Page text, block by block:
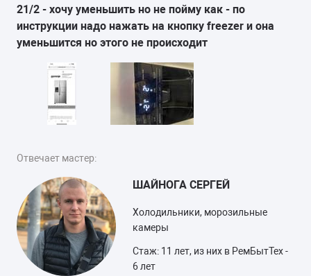
21/2 - хочу уменьшить но не пойму как - по
инструкции надо нажать на кнопку freezer и она
уменьшится но этого не происходит
Отвечает мастер:
ШАЙНОГА СЕРГЕЙ
Холодильники, морозильные
камеры
Стаж: 11 лет, из них в РемБытТех -
6 лет